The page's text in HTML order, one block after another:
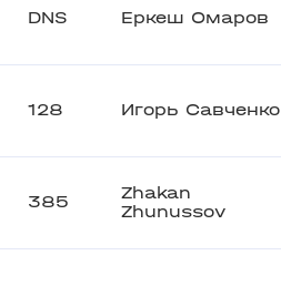
DNS Еркеш Омаров
128 Игорь Савченко
385
Zhakan
Zhunussov